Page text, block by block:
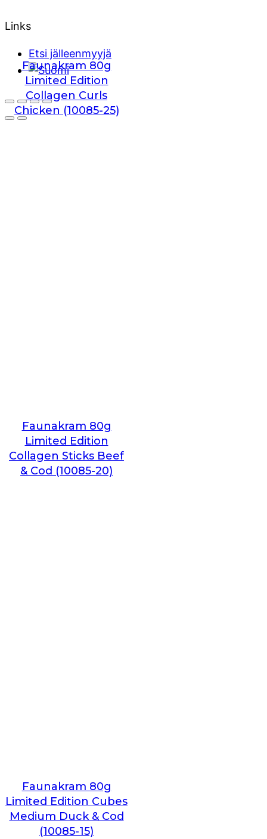
Faunakram 80g
Limited Edition
Collagen Curls
Chicken (10085-25)
Faunakram 80g
Limited Edition
Collagen Sticks Beef
& Cod (10085-20)
Faunakram 80g
Limited Edition Cubes
Medium Duck & Cod
(10085-15)
Links
Etsi jälleenmyyjä